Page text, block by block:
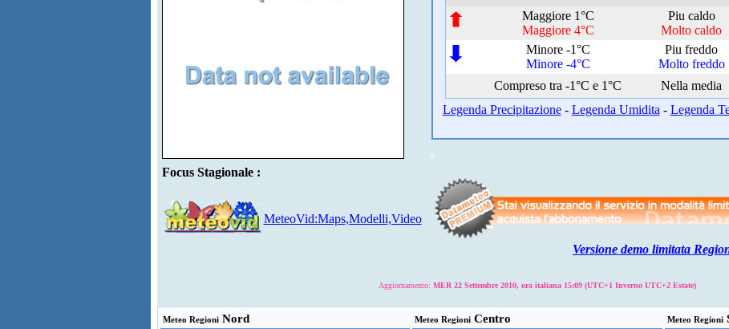
Focus Stagionale :
MeteoVid:Maps,Modelli,Video
Maggiore 1°C
Maggiore 4°C
Piu caldo
Molto caldo
Minore -1°C
Minore -4°C
Piu freddo
Molto freddo
Compreso tra -1°C e 1°C
Nella media
Legenda Precipitazione- Legenda Umidita - Legenda
Versione demo limitata
Aggiornamento: MER 22 Settembre 2010, ora italiana 15:09 (UTC+1 Inverno UTC+2 Estate)
Meteo RegioniNord Meteo RegioniCentro Meteo Regioni